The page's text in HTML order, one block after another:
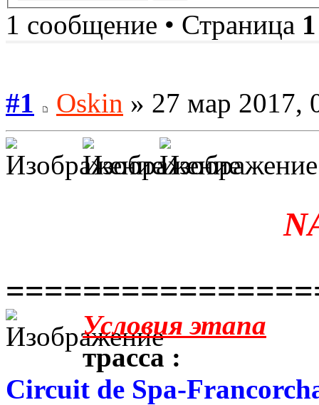
1 сообщение • Страница 1
#1 Oskin » 27 мар 2017,
Условия этапа
трасса :
Circuit de Spa-